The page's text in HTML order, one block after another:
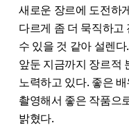
새로운 장르에 도전하
다르게 좀 더 묵직하
수 있을 것 같아 설렌
앞둔 지금까지 장르적
노력하고 있다. 좋은
촬영해서 좋은 작품으
밝혔다.